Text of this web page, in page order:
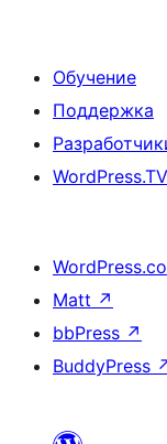
Обучение
Поддержка
WordPress.TV
Matt ↗
bbPress ↗
BuddyPress